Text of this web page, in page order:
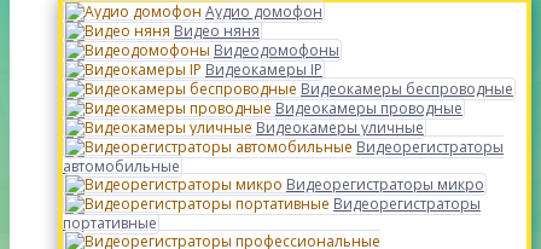
Аудио домофон
Видео няня
Видеодомофоны
Видеокамеры IP
Видеокамеры беспроводные
Видеокамеры проводные
Видеокамеры уличные
Видеорегистраторы
автомобильные
Видеорегистраторы микро
Видеорегистраторы
портативные